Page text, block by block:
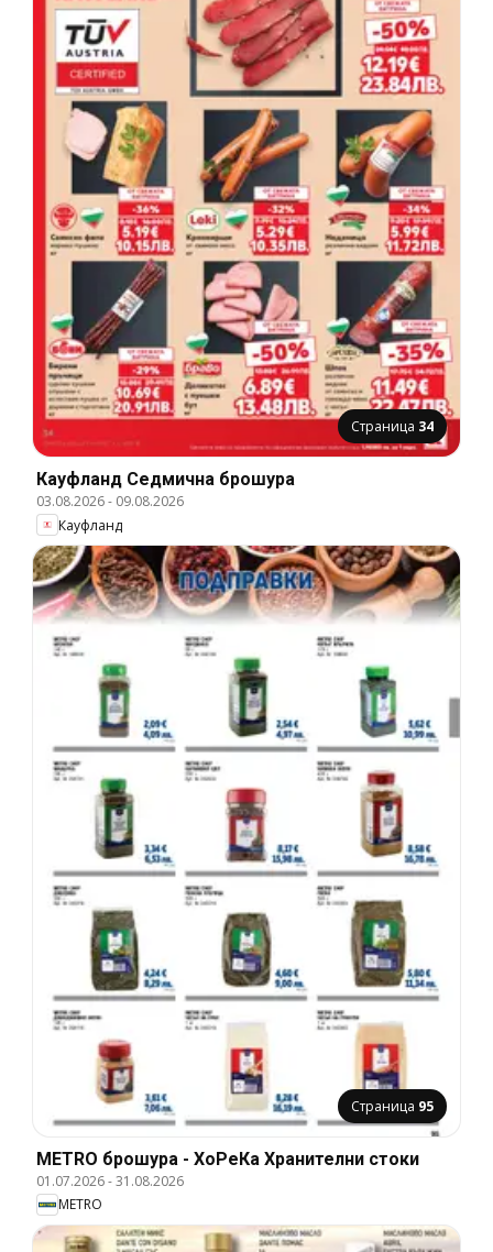
Страница 34
Кауфланд Cедмична брошура
03.08.2026- 09.08.2026
Кауфланд
Страница 95
METRO брошура - ХоРеКа Хранителни стоки
01.07.2026-31.08.2026
METRO